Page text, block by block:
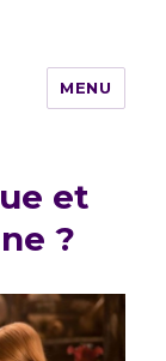
MENU
et
?